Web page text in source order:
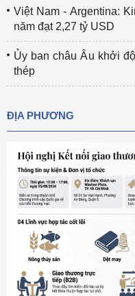
Việt Nam - Argentina:
năm đạt 2,27 tỷ USD
Ủy ban châu Âu khởi
thép
ĐỊA PHƯƠNG